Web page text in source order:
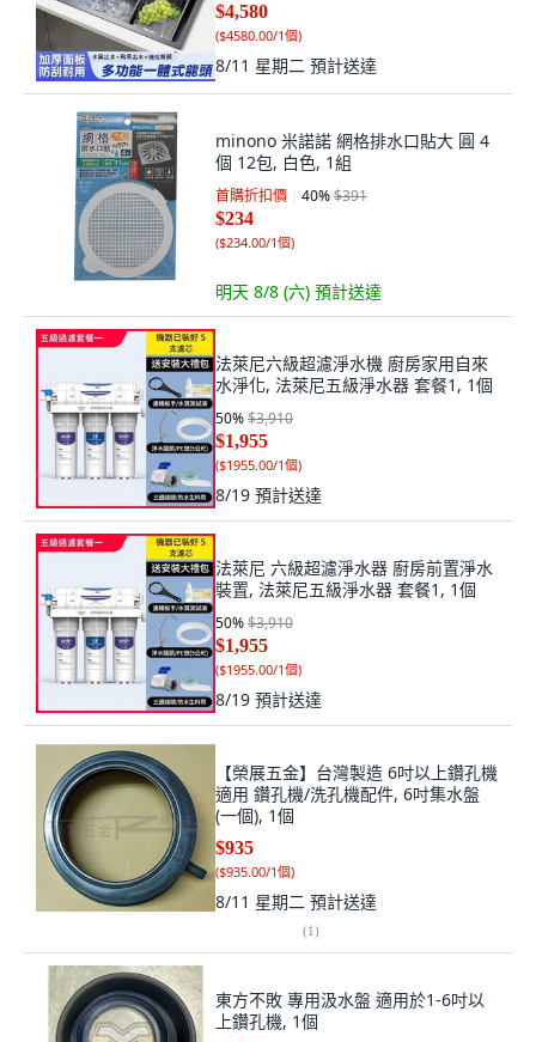
$4,580
($4580.00/1個)
8/11 星期二 預計送達
minono 米諾諾 網格排水口貼大 圓 4
個 12包, 白色, 1組
首購折扣價 40%$391
$234
($234.00/1個)
明天 8/8 (六) 預計送達
法萊尼六級超濾淨水機 廚房家用自來
水淨化, 法萊尼五級淨水器 套餐1, 1個
50%$3,910
$1,955
($1955.00/1個)
8/19 預計送達
法萊尼 六級超濾淨水器 廚房前置淨水
裝置, 法萊尼五級淨水器 套餐1, 1個
50%$3,910
$1,955
($1955.00/1個)
8/19 預計送達
【榮展五金】台灣製造 6吋以上鑽孔機
適用 鑽孔機/洗孔機配件, 6吋集水盤
(一個), 1個
$935
($935.00/1個)
8/11 星期二 預計送達
(1)
東方不敗 專用汲水盤 適用於1-6吋以
上鑽孔機, 1個